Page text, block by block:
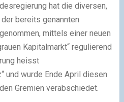
hat die diversen,
bereits genannten
mittels einer neuen
Kapitalmarkt“ regulierend
heisst
und wurde Ende April diesen
Gremien verabschiedet.